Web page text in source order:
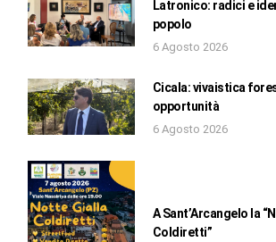
Latronico: radici e
popolo
6 Agosto 2026
Cicala: vivaistica
opportunità
6 Agosto 2026
A Sant’Arcangelo la
Coldiretti”